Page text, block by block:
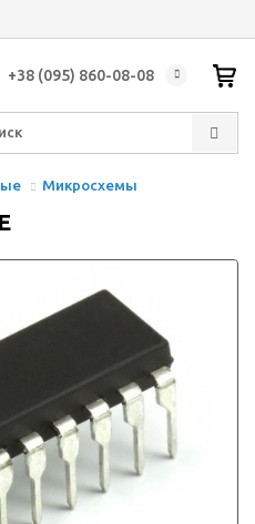
+38 (095) 860-08-08
Микросхемы